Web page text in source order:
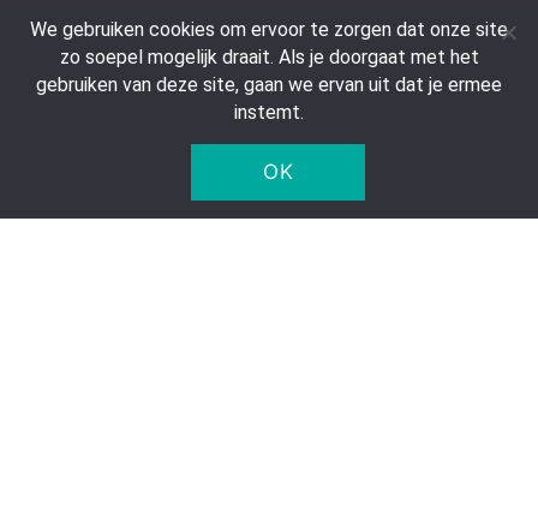
Contact
Veelgestelde vragen
We gebruiken cookies om ervoor te zorgen dat onze site
zo soepel mogelijk draait. Als je doorgaat met het
gebruiken van deze site, gaan we ervan uit dat je ermee
instemt.
OK